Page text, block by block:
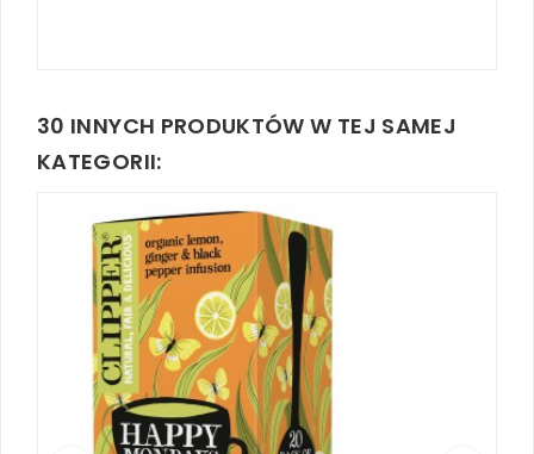
30 INNYCH PRODUKTÓW W TEJ SAMEJ
KATEGORII: